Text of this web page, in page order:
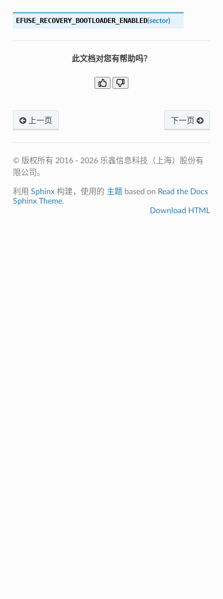
EFUSE_RECOVERY_BOOTLOADER_ENABLED(sector)
此文档对您有帮助吗？
上一页 下一页
© 版权所有 2016 - 2026 乐鑫信息科技（上海）股份有
限公司。
利用 Sphinx构建，使用的 主题 based on Read the Docs
Sphinx Theme.
Download HTML